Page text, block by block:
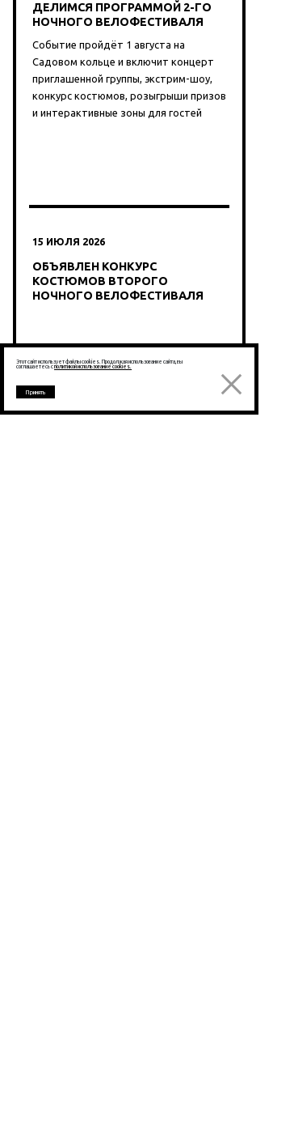
Этот сайт использует файлы cookies. Продолжая использование сайта, вы
соглашаетесь сполитикой использование cookies.
Принять
ДЕЛИМСЯ ПРОГРАММОЙ 2-ГО
НОЧНОГО ВЕЛОФЕСТИВАЛЯ
Событие пройдёт 1 августа на
Садовом кольце и включит концерт
приглашенной группы, экстрим-шоу,
конкурс костюмов, розыгрыши призов
и интерактивные зоны для гостей
15 ИЮЛЯ 2026
ОБЪЯВЛЕН КОНКУРС
КОСТЮМОВ ВТОРОГО
НОЧНОГО ВЕЛОФЕСТИВАЛЯ